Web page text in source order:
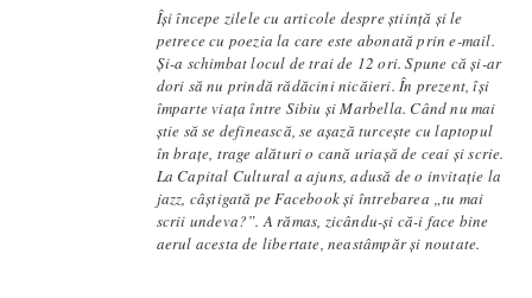
Își începe zilele cu articole despre știință și le
petrece cu poezia la care este abonată prin e-mail.
Și-a schimbat locul de trai de 12 ori. Spune că și-ar
dori să nu prindă rădăcini nicăieri. În prezent, își
împarte viața între Sibiu și Marbella. Când nu mai
știe să se definească, se aşază turcește cu laptopul
în brațe, trage alături o cană uriașă de ceai și scrie.
La Capital Cultural a ajuns, adusă de o invitație la
jazz, câștigată pe Facebook și întrebarea „tu mai
scrii undeva?”. A rămas, zicându-și că-i face bine
aerul acesta de libertate, neastâmpăr și noutate.